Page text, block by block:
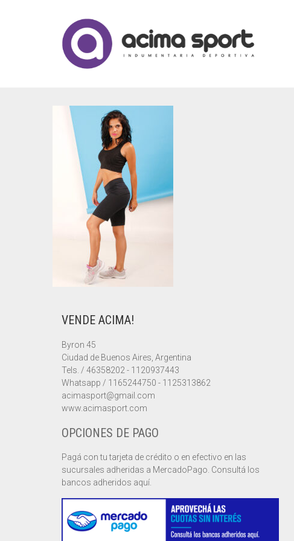
VENDE ACIMA!
Byron 45
Ciudad de Buenos Aires, Argentina
Tels. / 46358202 - 1120937443
Whatsapp / 1165244750 - 1125313862
acimasport@gmail.com
www.acimasport.com
OPCIONES DE PAGO
Pagá con tu tarjeta de crédito o en efectivo en las
sucursales adheridas a MercadoPago. Consultá los
bancos adheridos aquí.